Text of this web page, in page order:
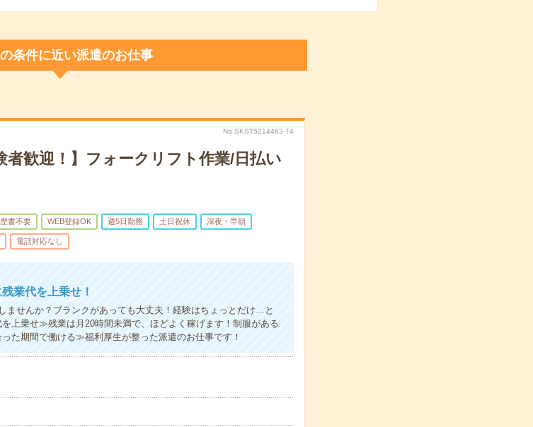
条件に近い派遣のお仕事
No.SKST5214463-T4
者歓迎！】フォークリフト作業/日払い
書不要 WEB登録OK 週5日勤務 土日祝休 深夜・早朝
電話対応なし
業代を上乗せ！
せんか？ブランクがあっても大丈夫！経験はちょっとだけ…と
上乗せ≫残業は月20時間未満で、ほどよく稼げます！制服がある
た期間で働ける≫福利厚生が整った派遣のお仕事です！